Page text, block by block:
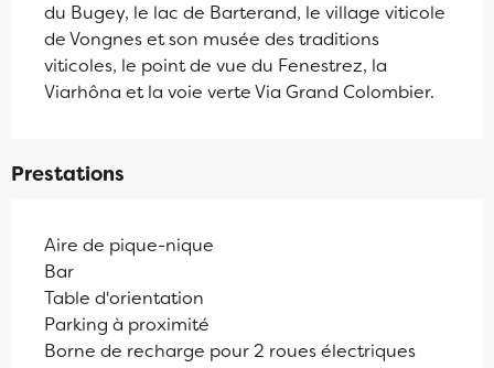
du Bugey, le lac de Barterand, le village viticole
de Vongnes et son musée des traditions
viticoles, le point de vue du Fenestrez, la
Viarhôna et la voie verte Via Grand Colombier.
Prestations
Aire de pique-nique
Bar
Table d'orientation
Parking à proximité
Borne de recharge pour 2 roues électriques